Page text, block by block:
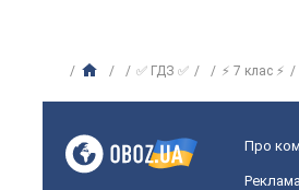
✅ ГДЗ ✅ ⚡ 7 клас ⚡
Про